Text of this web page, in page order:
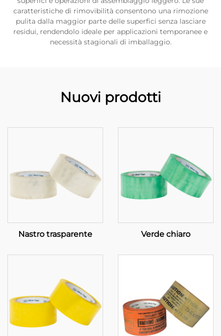
caratteristiche di rimovibilità consentono una rimozione
pulita dalla maggior parte delle superfici senza lasciare
residui, rendendolo ideale per applicazioni temporanee e
necessità stagionali di imballaggio.
Nuovi prodotti
Nastro trasparente Verde chiaro